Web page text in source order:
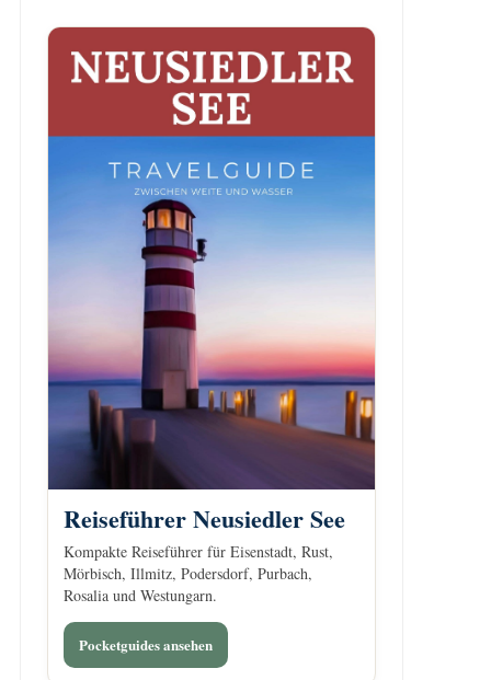
Reiseführer Neusiedler See
Kompakte Reiseführer für Eisenstadt, Rust,
Mörbisch, Illmitz, Podersdorf, Purbach,
Rosalia und Westungarn.
Pocketguides ansehen